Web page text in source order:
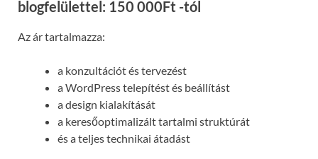
blogfelülettel: 150 000Ft -tól
Az ár tartalmazza:
a konzultációt és tervezést
a WordPress telepítést és beállítást
a design kialakítását
a keresőoptimalizált tartalmi struktúrát
és a teljes technikai átadást